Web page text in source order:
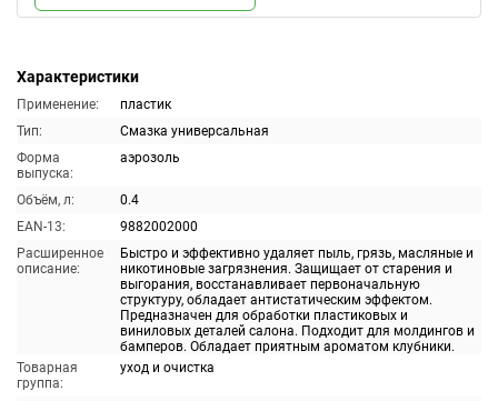
Характеристики
Применение:
пластик
Тип:
Смазка универсальная
Форма
выпуска:
аэрозоль
Объём, л:
0.4
EAN-13:
9882002000
Расширенное
описание:
Быстро и эффективно удаляет пыль, грязь, масляные и
никотиновые загрязнения. Защищает от старения и
выгорания, восстанавливает первоначальную
структуру, обладает антистатическим эффектом.
Предназначен для обработки пластиковых и
виниловых деталей салона. Подходит для молдингов и
бамперов. Обладает приятным ароматом клубники.
Товарная
группа:
уход и очистка